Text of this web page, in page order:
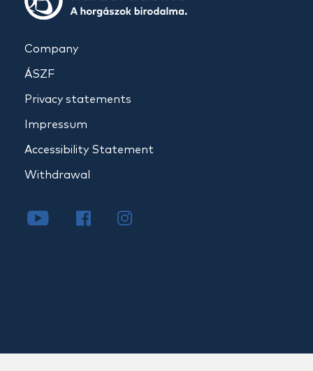
Company
ÁSZF
Privacy statements
Impressum
Accessibility Statement
Withdrawal